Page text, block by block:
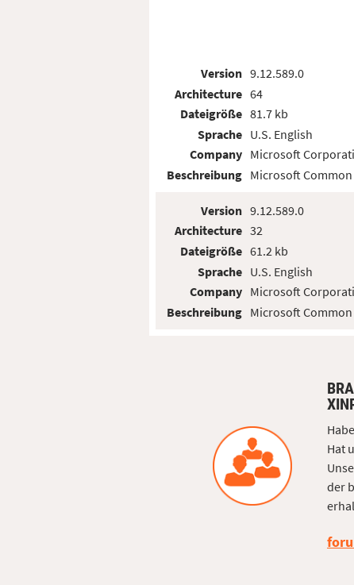
Version
Architecture
Dateigröße
Sprache
Company
Beschreibung
9.12.589.0
64
81.7 kb
U.S. English
Microsoft
Microsoft
Version
Architecture
Dateigröße
Sprache
Company
Beschreibung
9.12.589.0
32
61.2 kb
U.S. English
Microsoft
Microsoft
Hat
der